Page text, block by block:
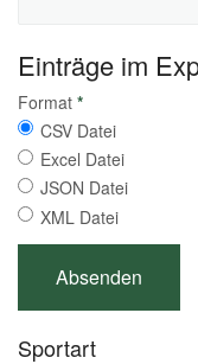
Einträge im
Format *
CSV Datei
Excel Datei
JSON Datei
XML Datei
Sportart